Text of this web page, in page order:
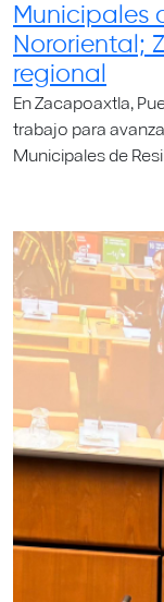
Municipales
Nororiental;
regional
En Zacapoaxtla,
trabajo para
Municipales de